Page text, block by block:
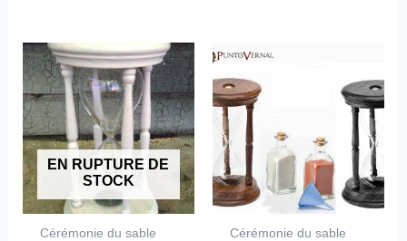
EN RUPTURE DE
STOCK
Cérémonie du sable
Ce
produit
a
plusieurs
variations.
Les
options
peuvent
choisies
sur
la
Cérémonie du sable
Ce
produit
a
plusieurs
variations.
Les
options
peuvent
être
choisies
sur
la